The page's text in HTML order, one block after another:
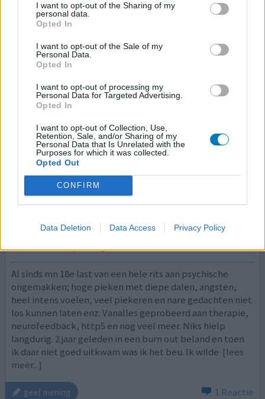
I want to opt-out of the Sharing of my
personal data.
Opted In
I want to opt-out of the Sale of my
Personal Data.
Opted In
I want to opt-out of processing my
Personal Data for Targeted Advertising.
Opted In
I want to opt-out of Collection, Use,
Retention, Sale, and/or Sharing of my
Personal Data that Is Unrelated with the
Purposes for which it was collected.
Opted Out
CONFIRM
Data Deletion Data Access Privacy Policy
Moeder van 3 jonge kinderen. Altijd bezig, werken in de
zorg, huishouden alles. Groot sociaal leven, eigenlijk niks
te klagen. En toch, elke dag onrust! Slecht slapen,
continu allert, schrikken van kleine geluidjes, uitgeput
raken na een bezoekje, vaak smiddags moeten slapen,
rood hoofd krijgen als ik in de picture stond, continu
gejaagd en adrenaline voelen, overprikkel
[lees meer...]
geef mening
Escitalopram
03-01-2022 | Vrouw | 43
escitalopram (10mg)
Psychische klachten
Effectiviteit
Hoeveelheid bijwerkingen
Al sinds mn 18e last van een hele rits aan psychische
ongemakken; hoge pieken met diepe dalen, angsten,
heel intens voelen, veel piekeren en nare gedachten niet
los kunnen laten enz. Vanalles geprobeerd aan therapie,
neurofeedback, http5 en nog veel meer. Niks hielp
langdurig. 2 jaar geleden in een burn out beland en toen
ik daar niet goed uitkwam was ik het beu. Ik wilde [lees
meer...]
geef mening 1 Reactie